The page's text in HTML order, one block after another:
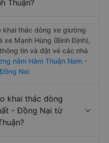
Thuận?
khai thác dòng xe giường
xe Mạnh Hùng (Bình Định),
tin và đặt vé các nhà
nằm Hàm Thuận Nam -
Nai
khai thác dòng
- Đồng Nai từ